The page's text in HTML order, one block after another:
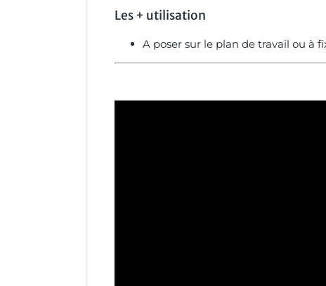
Les + utilisation
A poser sur le plan de travail ou à